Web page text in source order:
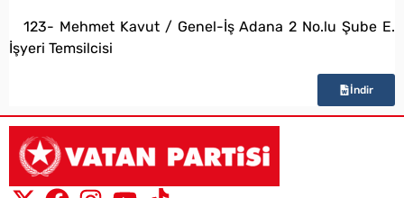
123- Mehmet Kavut / Genel-İş Adana 2 No.lu Şube E.
İşyeri Temsilcisi
İndir